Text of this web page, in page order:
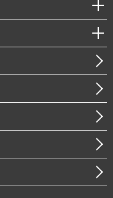
）・防災（政策）
ティ